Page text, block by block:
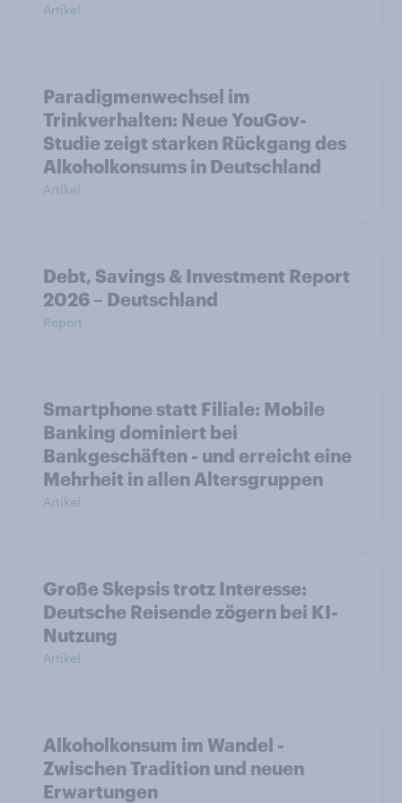
Artikel
Paradigmenwechsel im
Trinkverhalten: Neue YouGov-
Studie zeigt starken Rückgang des
Alkoholkonsums in Deutschland
Artikel
Debt, Savings & Investment Report
2026 – Deutschland
Report
Smartphone statt Filiale: Mobile
Banking dominiert bei
Bankgeschäften - und erreicht eine
Mehrheit in allen Altersgruppen
Artikel
Große Skepsis trotz Interesse:
Deutsche Reisende zögern bei KI-
Nutzung
Artikel
Alkoholkonsum im Wandel​ -
Zwischen Tradition und neuen
Erwartungen